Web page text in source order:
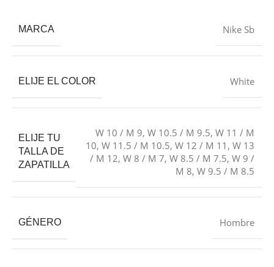
MARCA Nike Sb
ELIJE EL COLOR White
ELIJE TU
TALLA DE
ZAPATILLA
W 10 / M 9, W 10.5 / M 9.5, W 11 / M
10, W 11.5 / M 10.5, W 12 / M 11 , W 13
/ M 12, W 8 / M 7, W 8.5 / M 7.5, W 9 /
M 8, W 9.5 / M 8.5
GÉNERO Hombre